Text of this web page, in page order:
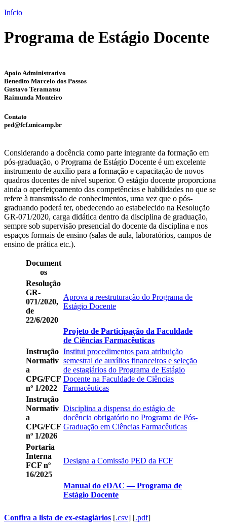
Início
Programa de Estágio Docente
Apoio Administrativo
Benedito Marcelo dos Passos
Gustavo Teramatsu
Raimunda Monteiro
Contato
ped@fcf.unicamp.br
Considerando a docência como parte integrante da formação em
pós-graduação, o Programa de Estágio Docente é um excelente
instrumento de auxílio para a formação e capacitação de novos
quadros docentes de nível superior. O estágio docente proporciona
ainda o aperfeiçoamento das competências e habilidades no que se
refere à transmissão de conhecimentos, uma vez que o pós-
graduando poderá ter, obedecendo ao estabelecido na Resolução
GR-071/2020, carga didática dentro da disciplina de graduação,
sempre sob supervisão presencial do docente da disciplina e nos
espaços formais de ensino (salas de aula, laboratórios, campos de
ensino de prática etc.).
Document
os
Resolução
GR-
071/2020,
de
22/6/2020
Aprova a reestruturação do Programa de
Estágio Docente
Projeto de Participação da Faculdade
de Ciências Farmacêuticas
Instrução
Normativ
a
CPG/FCF
nº 1/2022
Institui procedimentos para atribuição
semestral de auxílios financeiros e seleção
de estagiários do Programa de Estágio
Docente na Faculdade de Ciências
Farmacêuticas
Instrução
Normativ
a
CPG/FCF
nº 1/2026
Disciplina a dispensa do estágio de
docência obrigatório no Programa de Pós-
Graduação em Ciências Farmacêuticas
Portaria
Interna
FCF nº
16/2025
Designa a Comissão PED da FCF
Manual do eDAC — Programa de
Estágio Docente
Confira a lista de ex-estagiários [.csv] [.pdf]